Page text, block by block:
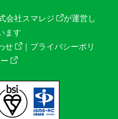
会社スマレジ
が運営し
ます
せ ｜ プライバシーポリ